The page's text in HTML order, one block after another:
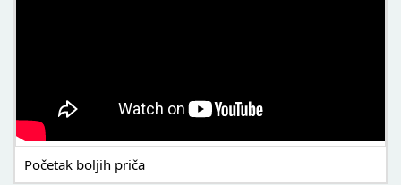
Početak boljih priča